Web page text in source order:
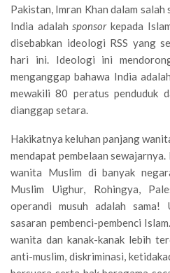
Pakistan, Imran Khan dalam
India adalahsponsorkepada
disebabkan ideologi RSS yang
hari ini. Ideologi ini
menganggap bahawa India
mewakili 80 peratus penduduk
dianggap setara.
Hakikatnya keluhan panjang
mendapat pembelaan
wanita Muslim di banyak
Muslim Uighur, Rohingya,
operandi musuh adalah sama!
sasaran pembenci-pembenci
wanita dan kanak-kanak lebih
anti-muslim, diskriminasi,